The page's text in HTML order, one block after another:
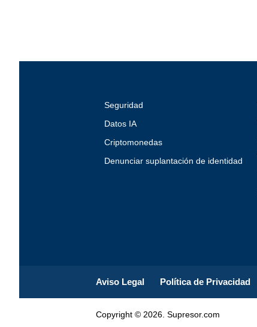
Seguridad
Datos IA
Criptomonedas
Denunciar suplantación de identidad
Aviso Legal Política de Privacidad
Copyright © 2026. Supresor.com